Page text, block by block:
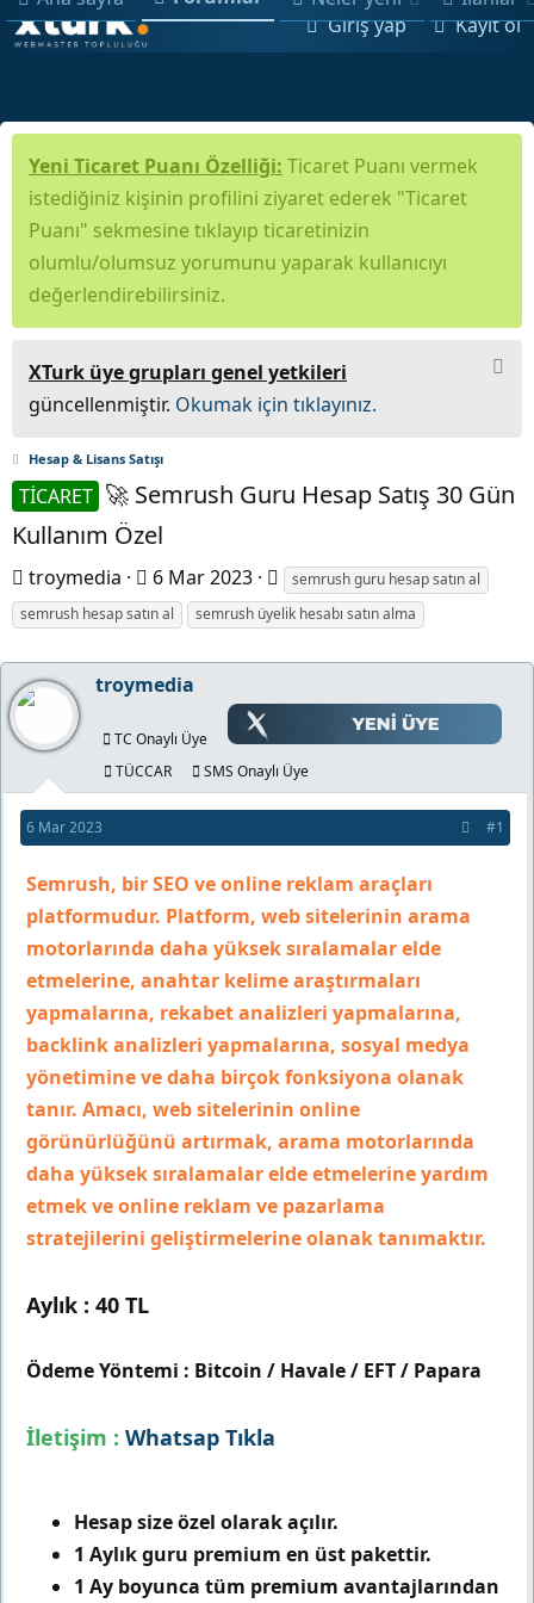
Giriş yap Kayıt ol
Yeni Ticaret Puanı Özelliği: Ticaret Puanı vermek
istediğiniz kişinin profilini ziyaret ederek "Ticaret
Puanı" sekmesine tıklayıp ticaretinizin
olumlu/olumsuz yorumunu yaparak kullanıcıyı
değerlendirebilirsiniz.
XTurk üye grupları genel yetkileri
güncellenmiştir. Okumak için tıklayınız.
Hesap & Lisans Satışı
TİCARET 🚀 Semrush Guru Hesap Satış 30 Gün
Kullanım Özel
K
o
b
u
y
b
a
l
a
t
a
n
troymedia
B
a
n
g
ı
a
r
i
h
i
6 Mar 2023
E
t
e
l
e
semrush guru hesap satın al
semrush hesap satın al
semrush üyelik hesabı satın alma
troymedia
TC Onaylı Üye
TÜCCAR
SMS Onaylı Üye
6 Mar 2023 #1
Semrush, bir SEO ve online reklam araçları
platformudur. Platform, web sitelerinin arama
motorlarında daha yüksek sıralamalar elde
etmelerine, anahtar kelime araştırmaları
yapmalarına, rekabet analizleri yapmalarına,
backlink analizleri yapmalarına, sosyal medya
yönetimine ve daha birçok fonksiyona olanak
tanır. Amacı, web sitelerinin online
görünürlüğünü artırmak, arama motorlarında
daha yüksek sıralamalar elde etmelerine yardım
etmek ve online reklam ve pazarlama
stratejilerini geliştirmelerine olanak tanımaktır.
Aylık : 40 TL
Ödeme Yöntemi : Bitcoin / Havale / EFT / Papara
İletişim : Whatsap Tıkla
Hesap size özel olarak açılır.
1 Aylık guru premium en üst pakettir.
1 Ay boyunca tüm premium avantajlarından